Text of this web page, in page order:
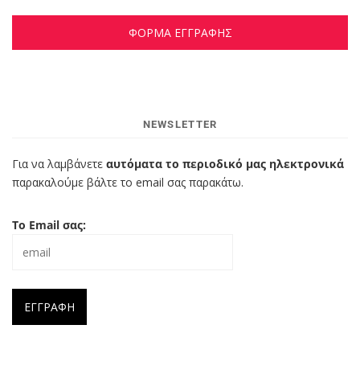
ΦΟΡΜΑ ΕΓΓΡΑΦΗΣ
NEWSLETTER
Για να λαμβάνετε αυτόματα το περιοδικό μας ηλεκτρονικά
παρακαλούμε βάλτε το email σας παρακάτω.
Το Email σας: